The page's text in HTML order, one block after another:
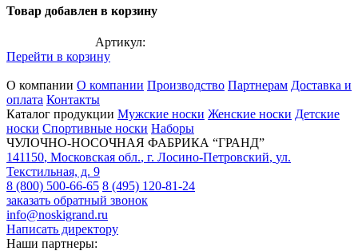
Товар добавлен в корзину
Артикул:
Перейти в корзину
О компании О компании Производство Партнерам Доставка и
оплата Контакты
Каталог продукции Мужские носки Женские носки Детские
носки Спортивные носки Наборы
ЧУЛОЧНО-НОСОЧНАЯ ФАБРИКА “ГРАНД”
141150, Московская обл., г. Лосино-Петровский, ул.
Текстильная, д. 9
8 (800) 500-66-65 8 (495) 120-81-24
заказать обратный звонок
info@noskigrand.ru
Написать директору
Наши партнеры: